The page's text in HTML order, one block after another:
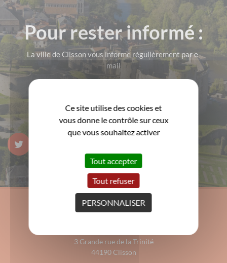
Pour rester informé :
La ville de Clisson vous informe régulièrement par e-
mail
3 Grande rue de la Trinité
44190 Clisson
Ce site utilise des cookies et
vous donne le contrôle sur ceux
que vous souhaitez activer
Tout accepter
Tout refuser
PERSONNALISER